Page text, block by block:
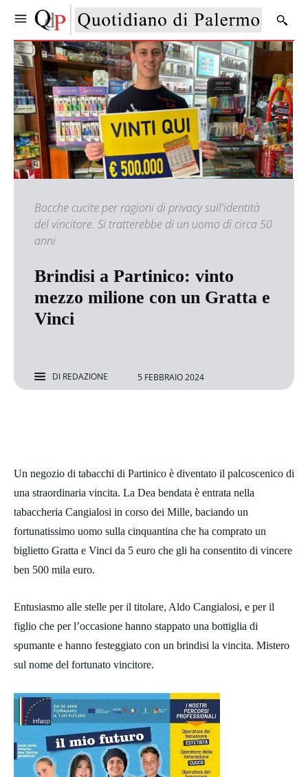
Bocche cucite per ragioni di privacy sull'identità
del vincitore. Si tratterebbe di un uomo di circa 50
anni
Brindisi a Partinico: vinto
mezzo milione con un Gratta e
Vinci
DI REDAZIONE 5 FEBBRAIO 2024
Un negozio di tabacchi di Partinico è diventato il palcoscenico di
una straordinaria vincita. La Dea bendata è entrata nella
tabaccheria Cangialosi in corso dei Mille, baciando un
fortunatissimo uomo sulla cinquantina che ha comprato un
biglietto Gratta e Vinci da 5 euro che gli ha consentito di vincere
ben 500 mila euro.
Entusiasmo alle stelle per il titolare, Aldo Cangialosi, e per il
figlio che per l’occasione hanno stappato una bottiglia di
spumante e hanno festeggiato con un brindisi la vincita. Mistero
sul nome del fortunato vincitore.